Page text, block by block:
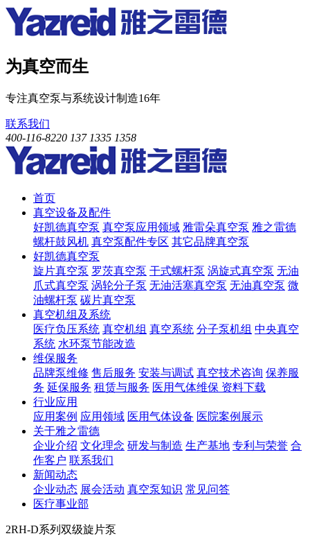
为真空而生
专注真空泵与系统设计制造16年
联系我们
400-116-8220 137 1335 1358
首页
真空设备及配件
好凯德真空泵 真空泵应用领域 雅雷朵真空泵 雅之雷德
螺杆鼓风机 真空泵配件专区 其它品牌真空泵
好凯德真空泵
旋片真空泵 罗茨真空泵 干式螺杆泵 涡旋式真空泵 无油
爪式真空泵 涡轮分子泵 无油活塞真空泵 无油真空泵 微
油螺杆泵 碳片真空泵
真空机组及系统
医疗负压系统 真空机组 真空系统 分子泵机组 中央真空
系统 水环泵节能改造
维保服务
品牌泵维修 售后服务 安装与调试 真空技术咨询 保养服
务 延保服务 租赁与服务 医用气体维保 资料下载
行业应用
应用案例 应用领域 医用气体设备 医院案例展示
关于雅之雷德
企业介绍 文化理念 研发与制造 生产基地 专利与荣誉 合
作客户 联系我们
新闻动态
企业动态 展会活动 真空泵知识 常见问答
医疗事业部
2RH-D系列双级旋片泵